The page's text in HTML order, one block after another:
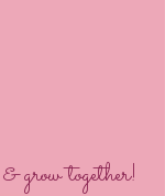
grow together!